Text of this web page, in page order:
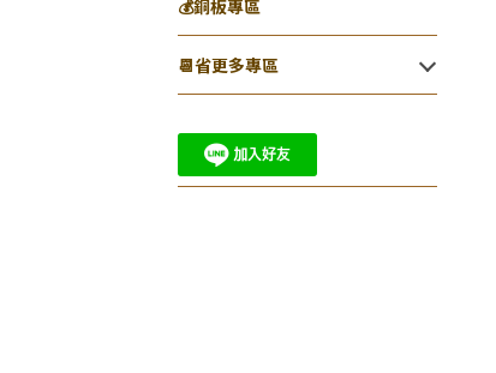
💰銅板專區
📆省更多專區